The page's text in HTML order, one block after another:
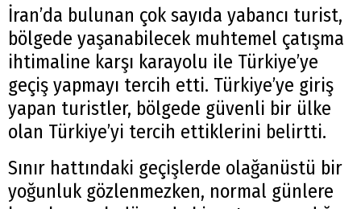
İran’da bulunan çok sayıda yabancı turist,
bölgede yaşanabilecek muhtemel çatışma
ihtimaline karşı karayolu ile Türkiye’ye
geçiş yapmayı tercih etti. Türkiye’ye giriş
yapan turistler, bölgede güvenli bir ülke
olan Türkiye’yi tercih ettiklerini belirtti.
Sınır hattındaki geçişlerde olağanüstü bir
yoğunluk gözlenmezken, normal günlere